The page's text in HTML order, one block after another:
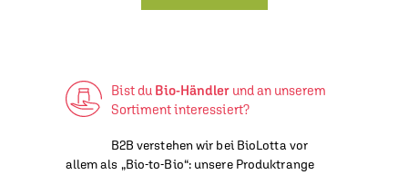
Bist du Bio-Händlerund an unserem
Sortiment interessiert?
B2B verstehen wir bei BioLotta vor
allem als „Bio-to-Bio“: unsere Produktrange